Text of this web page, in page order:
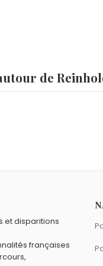
de
Bryant Vincent Reffet
et disparitions
françaises